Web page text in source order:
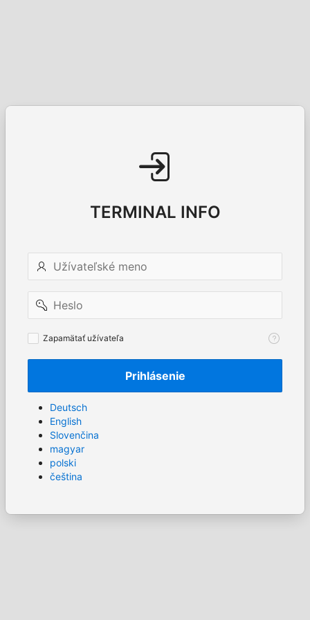
TERMINAL INFO
Užívateľské
meno
Heslo
Zapamätať
Zapamätať užívateľa
Prihlásenie
Deutsch
English
Slovenčina
magyar
polski
čeština